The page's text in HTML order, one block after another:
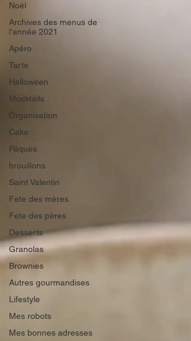
Noël
Archives des menus de
l'année 2021
Apéro
Tarte
Halloween
Mocktails
Organisation
Cake
Pâques
brouillons
Saint Valentin
Fete des mères
Fete des pères
Desserts
Granolas
Brownies
Autres gourmandises
Lifestyle
Mes robots
Mes bonnes adresses